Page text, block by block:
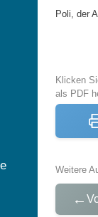
Poli, der
Klicken
als PDF
Weitere
←